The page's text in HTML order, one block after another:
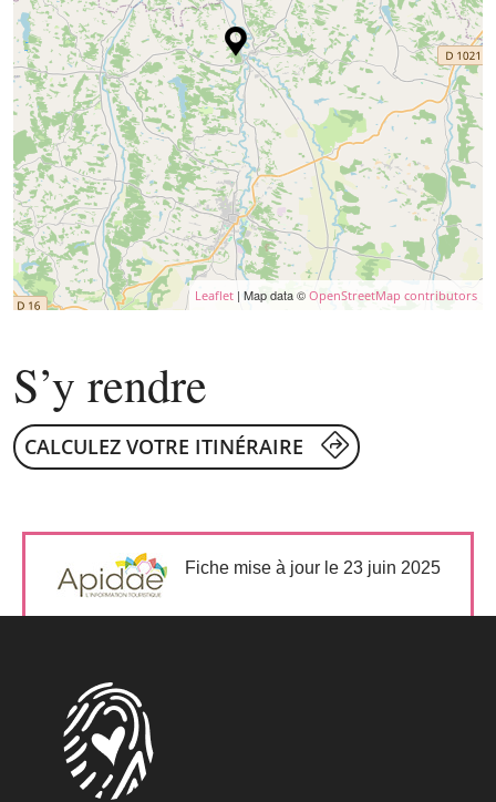
Leaflet | Map data © OpenStreetMap contributors
S’y rendre
CALCULEZ VOTRE ITINÉRAIRE
Fiche mise à jour le 23 juin 2025